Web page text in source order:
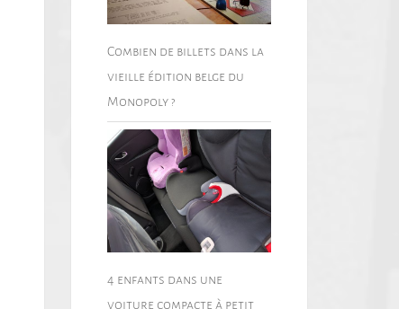
Combien de billets dans la
vieille édition belge du
Monopoly ?
4 enfants dans une
voiture compacte à petit